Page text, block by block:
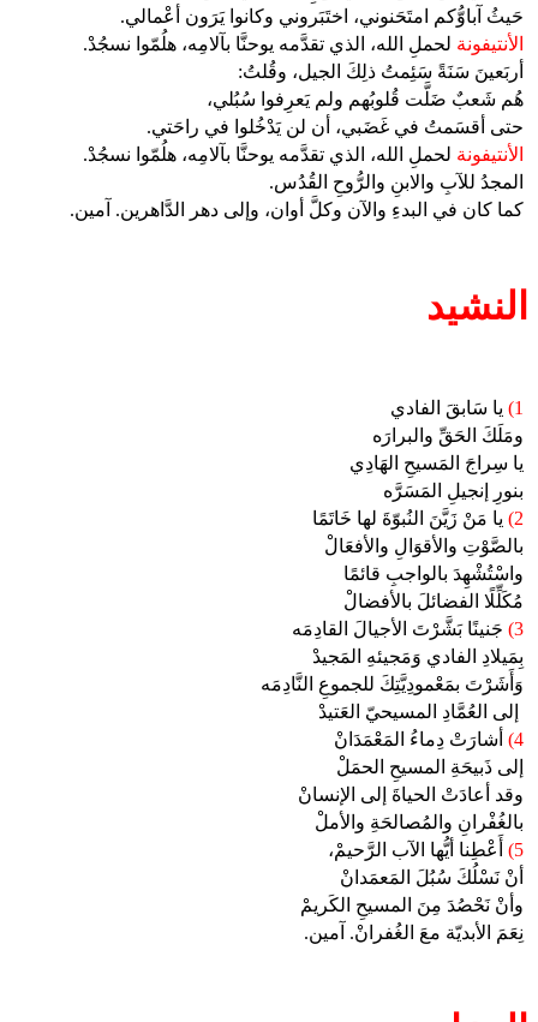
حَيثُ آباوُّكم امتَحَنوني، اختَبَروني وكانوا يَرَون أعْمالي.
الأنتيفونة لحملِ الله، الذي تقدَّمه يوحنَّا بآلامِه، هلُمّوا نسجُدْ.
أربَعينَ سَنَةً سَئِمتُ ذلِكَ الجيل، وقُلتُ:
هُم شَعبٌ ضَلَّت قُلوبُهم ولم يَعرِفوا سُبُلي،
حتى أقسَمتُ في غَضَبي، أن لن يَدْخُلوا في راحَتي.
الأنتيفونة لحملِ الله، الذي تقدَّمه يوحنَّا بآلامِه، هلُمّوا نسجُدْ.
المجدُ للآبِ والابنِ والرُّوحِ القُدُس.
كما كان في البدءِ والآن وكلَّ أوان، وإلى دهر الدَّاهرين. آمين.
النشيد
1)
يا سَابقَ الفادي
ومَلَكَ الحَقِّ والبرارَه
يا سِراجَ المَسيحِ الهَادِي
بنورِ إنجيلِ المَسَرَّه
2)
يا مَنْ زَيَّنَ النُبوّةَ لها خَاتَمًا
بالصَّوْتِ والأقوَالِ والأفعَالْ
واسْتُشْهِدَ بالواجبِ قائمًا
مُكَلِّلًا الفضائلَ بالأفضالْ
3) جَنينًا بَشَّرْتَ الأجيالَ القادِمَه
بِمَيلادِ الفادي وَمَجيئهِ المَجيدْ
وَأَشَرْتَ بمَعْمودِيَّتِكَ للجموعِ النَّادِمَه
إلى العُمَّادِ المسيحيّ العَتيدْ
4)
أشارَتْ دِماءُ المَعْمَدَانْ
إلى ذَبيحَةِ المسيحِ الحمَلْ
وقد أعادَتْ الحياةَ إلى الإنسانْ
بالغُفْرانِ والمُصالحَةِ والأملْ
5)
أَعْطِنا أيُّها الآب الرَّحيمْ،
أنْ نَسْلُكَ سُبُلَ المَعمَدانْ
وأنْ نَحْصُدَ مِنَ المسيحِ الكَريمْ
نِعَمَ الأبديّة معَ الغُفرانْ. آمين.